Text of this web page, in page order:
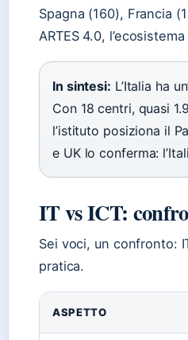
Spagna (160), Francia
ARTES 4.0,
In sintesi: L’Italia ha
Con 18 centri, quasi
l’istituto posiziona il
e UK lo conferma:
IT vs ICT:
Sei voci, un confronto:
pratica.
ASPETTO